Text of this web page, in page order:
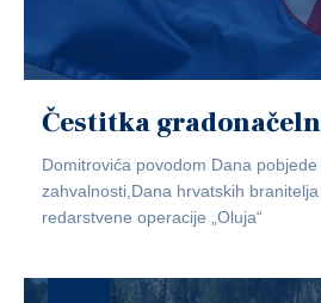
Čestitka
Domitrovića povodom Dana
zahvalnosti,Dana hrvatskih
redarstvene operacije „Oluja“